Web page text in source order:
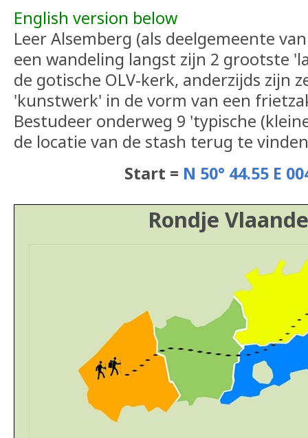
English version below
Leer Alsemberg (als deelgemeente
een wandeling langst zijn 2 grootste
de gotische OLV-kerk, anderzijds zijn
'kunstwerk' in de vorm van een
Bestudeer onderweg 9 'typische
de locatie van de stash terug te
Start = N 50° 44.55 E
Rondje